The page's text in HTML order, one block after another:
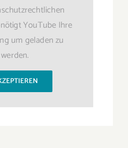
YouTube Ihre
um geladen zu
werden.